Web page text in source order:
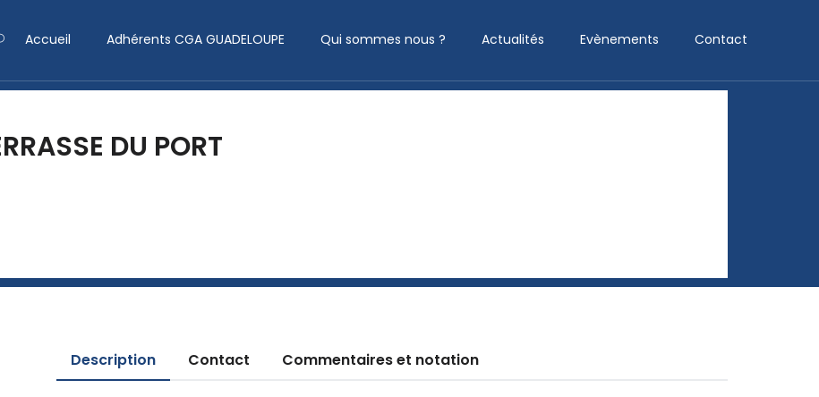
Accueil Adhérents CGA GUADELOUPE Qui sommes nous ? Actualités Evènements Contact
DU PORT
Description Contact Commentaires et notation